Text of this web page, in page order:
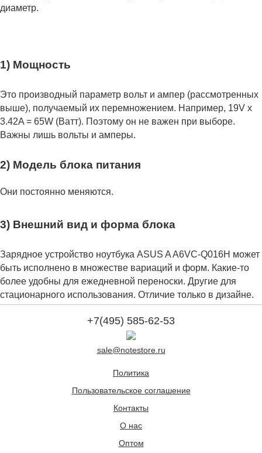
диаметр.
1) Мощность
Это производный параметр вольт и ампер (рассмотренных
выше), получаемый их перемножением. Например, 19V x
3.42A = 65W (Ватт). Поэтому он не важен при выборе.
Важны лишь вольты и амперы.
2) Модель блока питания
Они постоянно меняются.
3) Внешний вид и форма блока
Зарядное устройство ноутбука ASUS A A6VC-Q016H может
быть исполнено в множестве вариаций и форм. Какие-то
более удобны для ежедневной переноски. Другие для
стационарного использования. Отличие только в дизайне.
+7(495) 585-62-53
sale@notestore.ru
Политика
Пользовательское соглашение
Контакты
О нас
Оптом